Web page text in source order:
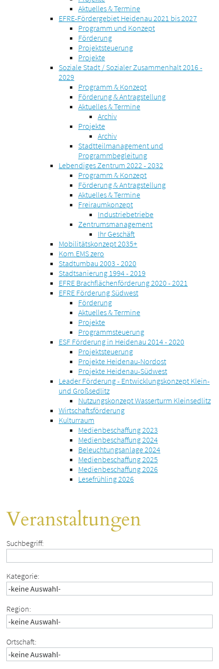
Aktuelles & Termine
EFRE-Fördergebiet Heidenau 2021 bis 2027
Programm und Konzept
Förderung
Projektsteuerung
Projekte
Soziale Stadt / Sozialer Zusammenhalt 2016 -
2029
Programm & Konzept
Förderung & Antragstellung
Aktuelles & Termine
Archiv
Projekte
Archiv
Stadtteilmanagement und
Programmbegleitung
Lebendiges Zentrum 2022 - 2032
Programm & Konzept
Förderung & Antragstellung
Aktuelles & Termine
Freiraumkonzept
Industriebetriebe
Zentrumsmanagement
Ihr Geschäft
Mobilitätskonzept 2035+
Kom.EMS zero
Stadtumbau 2003 - 2020
Stadtsanierung 1994 - 2019
EFRE Brachflächenförderung 2020 - 2021
EFRE Förderung Südwest
Förderung
Aktuelles & Termine
Projekte
Programmsteuerung
ESF Förderung in Heidenau 2014 - 2020
Projektsteuerung
Projekte Heidenau-Nordost
Projekte Heidenau-Südwest
Leader Förderung - Entwicklungskonzept Klein-
und Großsedlitz
Nutzungskonzept Wasserturm Kleinsedlitz
Wirtschaftsförderung
Kulturraum
Medienbeschaffung 2023
Medienbeschaffung 2024
Beleuchtungsanlage 2024
Medienbeschaffung 2025
Medienbeschaffung 2026
Lesefrühling 2026
Veranstaltungen
Suchbegriff:
Kategorie:
Region:
Ortschaft: